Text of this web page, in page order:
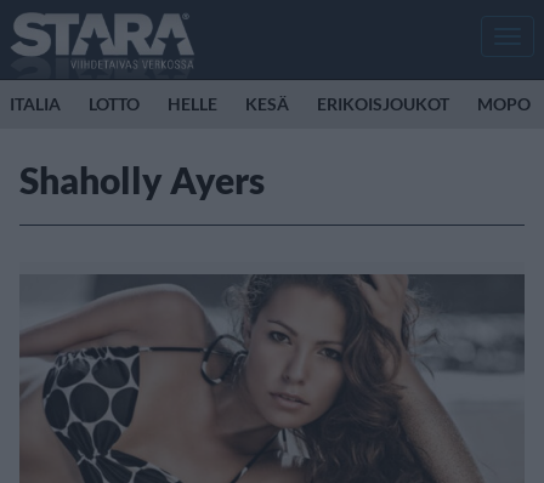
ITALIA LOTTO HELLE KESÄ ERIKOISJOUKOT MOPO
Shaholly Ayers